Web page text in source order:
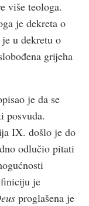
više teologa.
je dekreta o
u dekretu o
grijeha
je da se
posvuda.
IX. došlo je do
odlučio pitati
je
proglašena je